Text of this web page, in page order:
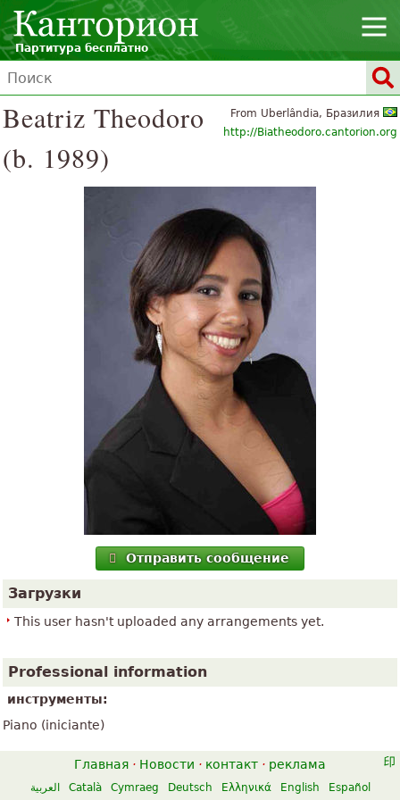
Партитура бесплатно
From Uberlândia, Бразилия
http://Biatheodoro.cantorion.org
Beatriz Theodoro
(b. 1989)
Отправить сообщение
Загрузки
This user hasn't uploaded any arrangements yet.
Professional information
инструменты:
Piano (iniciante)
Главная · Новости · контакт · реклама
العربية Català Cymraeg Deutsch Ελληνικά English Español